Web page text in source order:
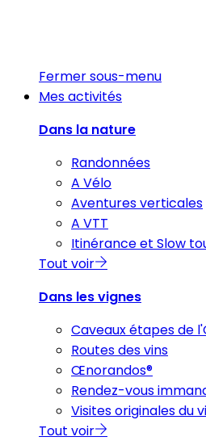
Fermer sous-menu
Mes activités
Dans la nature
Randonnées
A Vélo
Aventures verticales
A VTT
Itinérance et Slow
Tout voir
Dans les vignes
Caveaux étapes de
Routes des vins
Œnorandos®
Rendez-vous
Visites originales du
Tout voir